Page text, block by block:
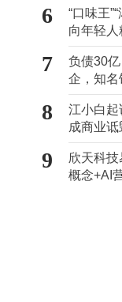
6
“口味王
向年轻人
7
负债30
企，知名
8
江小白起
成商业
9
欣天科技
概念+AI